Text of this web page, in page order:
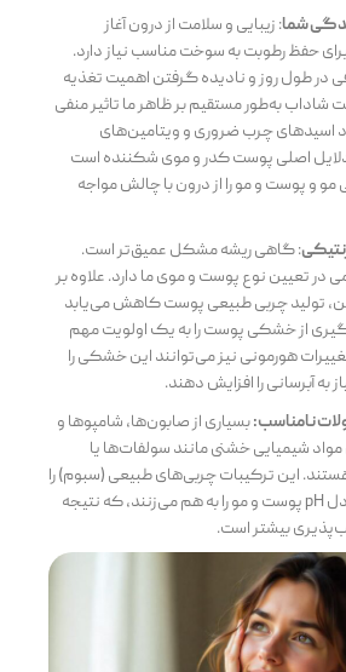
شما: زیبایی و سلامت از درون آغاز
حفظ رطوبت به سوخت مناسب نیاز دارد.
در طول روز و نادیده گرفتن اهمیت تغذیه
شاداب به‌طور مستقیم بر ظاهر ما تاثیر منفی
اسیدهای چرب ضروری و ویتامین‌های
اصلی پوست کدر و موی شکننده است
مو و پوست و مو را از درون با چالش مواجه
: گاهی ریشه مشکل عمیق‌تر است.
تعیین نوع پوست و موی ما دارد. علاوه بر
تولید چربی طبیعی پوست کاهش می‌یابد
از خشکی پوست را به یک اولویت مهم
هورمونی نیز می‌توانند این خشکی را
به آبرسانی را افزایش دهند.
نامناسب:بسیاری از صابون‌ها، شامپوها و
شیمیایی خشنی مانند سولفات‌ها یا
این ترکیبات چربی‌های طبیعی (سبوم) را
از بین برده و تعادل pH پوست و مو را به هم می‌زنند، که نتیجه
بیشتر است.